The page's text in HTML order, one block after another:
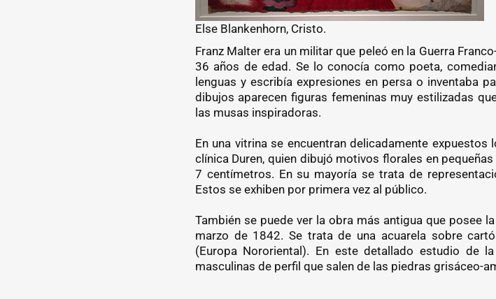
Else Blankenhorn, Cristo.
Franz Malter era un militar que peleó en la Guerra
36 años de edad. Se lo conocía como poeta,
lenguas y escribía expresiones en persa o inventaba
dibujos aparecen figuras femeninas muy estilizadas
las musas inspiradoras.
En una vitrina se encuentran delicadamente
clínica Duren, quien dibujó motivos florales en
7 centímetros. En su mayoría se trata de
Estos se exhiben por primera vez al público.
También se puede ver la obra más antigua que posee
marzo de 1842. Se trata de una acuarela sobre
(Europa Nororiental). En este detallado estudio de
masculinas de perfil que salen de las piedras grisáceo-